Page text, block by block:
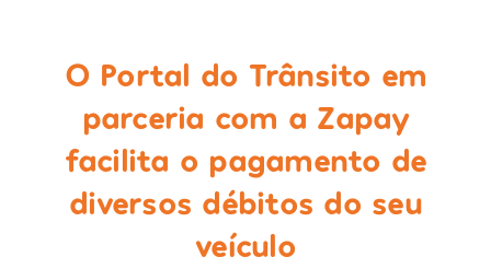
O Portal do Trânsito em
parceria com a Zapay
facilita o pagamento de
diversos débitos do seu
veículo